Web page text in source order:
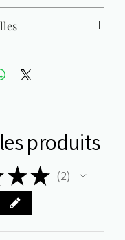
produits
★★ 2
2